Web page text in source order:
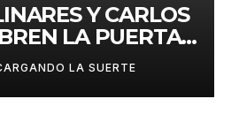
Y CARLOS
LA PUERTA
LA CORRIDA DE
LA SUERTE